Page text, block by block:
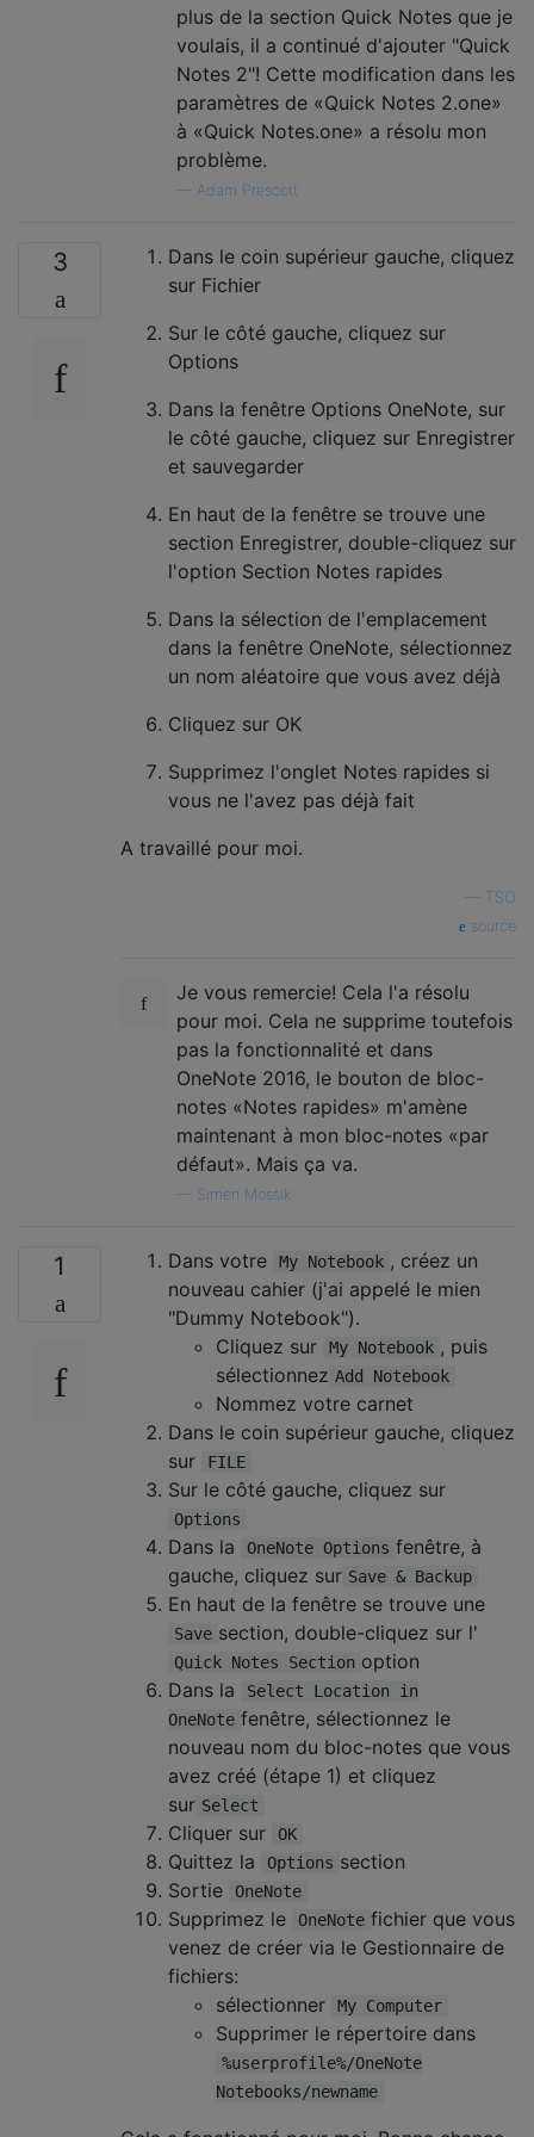
plus de la section Quick Notes que je
voulais, il a continué d'ajouter "Quick
Notes 2"! Cette modification dans les
paramètres de «Quick Notes 2.one»
à «Quick Notes.one» a résolu mon
problème.
Adam Prescott
3
Dans le coin supérieur gauche, cliquez
sur Fichier
Sur le côté gauche, cliquez sur
Options
Dans la fenêtre Options OneNote, sur
le côté gauche, cliquez sur Enregistrer
et sauvegarder
En haut de la fenêtre se trouve une
section Enregistrer, double-cliquez sur
l'option Section Notes rapides
Dans la sélection de l'emplacement
dans la fenêtre OneNote, sélectionnez
un nom aléatoire que vous avez déjà
Cliquez sur OK
Supprimez l'onglet Notes rapides si
vous ne l'avez pas déjà fait
A travaillé pour moi.
TSO
source
Je vous remercie! Cela l'a résolu
pour moi. Cela ne supprime toutefois
pas la fonctionnalité et dans
OneNote 2016, le bouton de bloc-
notes «Notes rapides» m'amène
maintenant à mon bloc-notes «par
défaut». Mais ça va.
Simen Mossik
1 Dans votre My Notebook , créez un
nouveau cahier (j'ai appelé le mien
"Dummy Notebook").
Cliquez sur
My Notebook , puis
sélectionnez Add Notebook
Nommez votre carnet
Dans le coin supérieur gauche, cliquez
sur
FILE
Sur le côté gauche, cliquez sur
Options
Dans la OneNote Options fenêtre, à
gauche, cliquez sur Save & Backup
En haut de la fenêtre se trouve une
Save section, double-cliquez sur l'
Quick Notes Section option
Dans la
Select Location in
OneNote fenêtre, sélectionnez le
nouveau nom du bloc-notes que vous
avez créé (étape 1) et cliquez
sur Select
Cliquer sur OK
Quittez la Options section
Sortie
OneNote
Supprimez le OneNote fichier que vous
venez de créer via le Gestionnaire de
fichiers:
sélectionner
My Computer
Supprimer le répertoire dans
%userprofile%/OneNote
Notebooks/newname